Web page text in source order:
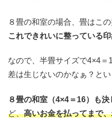
８畳の和室の場合、畳はこの
これできれいに整っている
なので、半畳サイズで4×4
差は生じないのかなぁ？とい
８畳の和室（4×4＝16）も決
ど、高いお金を払ってまで